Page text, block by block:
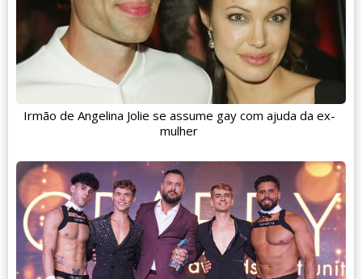
Irmão de Angelina Jolie se assume gay com ajuda da ex-
mulher